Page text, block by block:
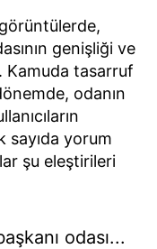
genişliği ve
Kamuda tasarruf
odanın
sayıda yorum
şu eleştirileri
odası...